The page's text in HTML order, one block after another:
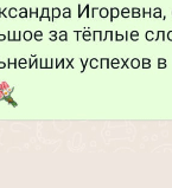
Международный центр медицинского
и фармацевтического образования